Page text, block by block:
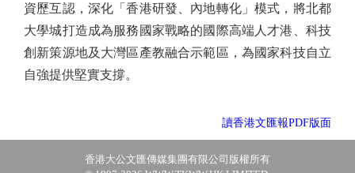
資歷互認，深化「香港研發、內地轉化」模式，將北都
大學城打造成為服務國家戰略的國際高端人才港、科技
創新策源地及大灣區產教融合示範區，為國家科技自立
自強提供堅實支撐。
讀香港文匯報PDF版面
香港大公文匯傳媒集團有限公司版權所有